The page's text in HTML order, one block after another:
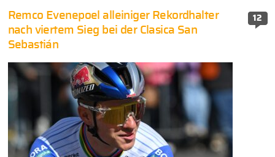
12
Remco Evenepoel alleiniger Rekordhalter
nach viertem Sieg bei der Clasica San
Sebastián